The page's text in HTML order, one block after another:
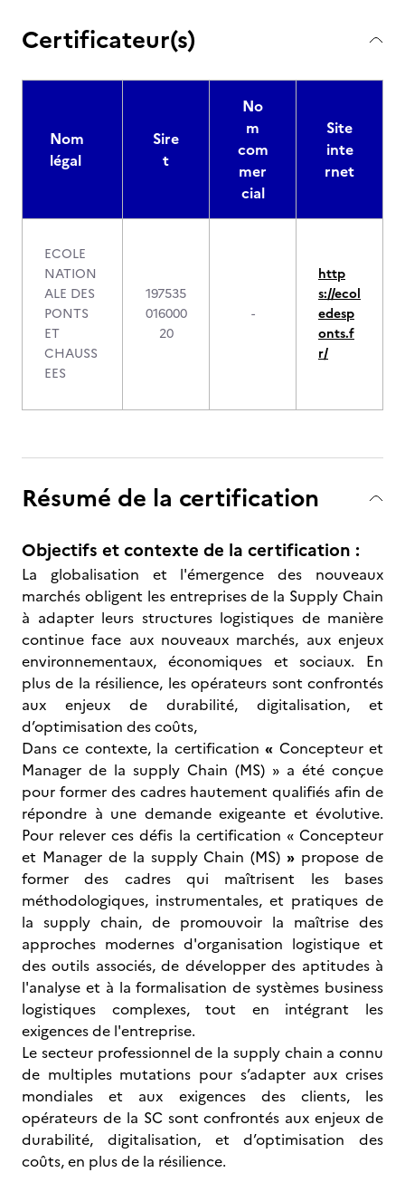
Certificateur(s)
Nom
légal
Sire
t
No
m
com
mer
cial
Site
inte
rnet
ECOLE
NATION
ALE DES
PONTS
ET
CHAUSS
EES
197535
016000
20
-
http
s://ecol
edesp
onts.f
r/
Résumé de la certification
Objectifs et contexte de la certification :
La globalisation et l'émergence des nouveaux
marchés obligent les entreprises de la Supply Chain
à adapter leurs structures logistiques de manière
continue face aux nouveaux marchés, aux enjeux
environnementaux, économiques et sociaux. En
plus de la résilience, les opérateurs sont confrontés
aux enjeux de durabilité, digitalisation, et
d’optimisation des coûts,
Dans ce contexte, la certification« Concepteur et
Manager de la supply Chain (MS) » a été conçue
pour former des cadres hautement qualifiés afin de
répondre à une demande exigeante et évolutive.
Pour relever ces défis la certification « Concepteur
et Manager de la supply Chain (MS)» propose de
former des cadres qui maîtrisent les bases
méthodologiques, instrumentales, et pratiques de
la supply chain, de promouvoir la maîtrise des
approches modernes d'organisation logistique et
des outils associés, de développer des aptitudes à
l'analyse et à la formalisation de systèmes business
logistiques complexes, tout en intégrant les
exigences de l'entreprise.
Le secteur professionnel de la supply chain a connu
de multiples mutations pour s’adapter aux crises
mondiales et aux exigences des clients, les
opérateurs de la SC sont confrontés aux enjeux de
durabilité, digitalisation, et d’optimisation des
coûts, en plus de la résilience.